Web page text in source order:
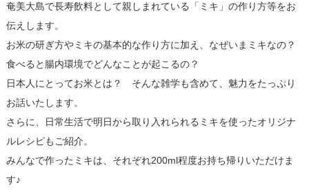
奄美大島で長寿飲料として親しまれている「ミキ」の作り方等をお
伝えします。
お米の研ぎ方やミキの基本的な作り方に加え、なぜいまミキなの？
食べると腸内環境でどんなことが起こるの？
日本人にとってお米とは？ そんな雑学も含めて、魅力をたっぷり
お話いたします。
さらに、日常生活で明日から取り入れられるミキを使ったオリジナ
ルレシピもご紹介。
みんなで作ったミキは、それぞれ200ml程度お持ち帰りいただけま
す♪